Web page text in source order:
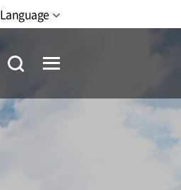
Language